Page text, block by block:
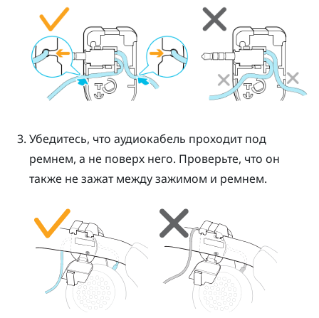
Убедитесь, что аудиокабель проходит под
ремнем, а не поверх него. Проверьте, что он
также не зажат между зажимом и ремнем.